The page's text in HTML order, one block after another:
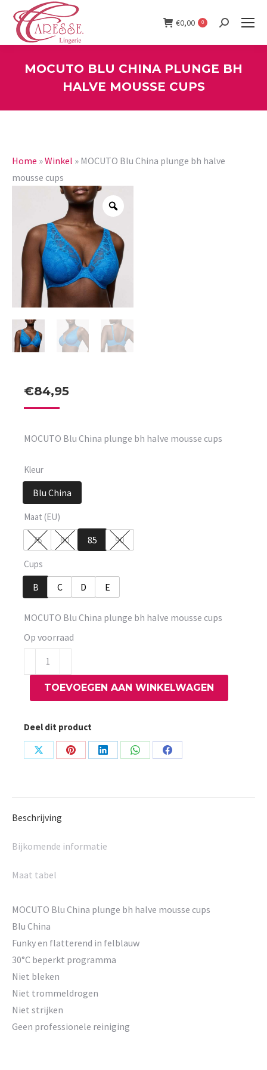
€0,00 0 Search:
MOCUTO BLU CHINA PLUNGE BH
HALVE MOUSSE CUPS
Home »Winkel » MOCUTO Blu China plunge bh halve
mousse cups
€84,95
MOCUTO Blu China plunge bh halve mousse cups
Kleur
Blu China
Maat (EU)
75 80 85 90
Cups
B C D E
MOCUTO Blu China plunge bh halve mousse cups
Op voorraad
MOCUTO
Blu
China
bh
halve
mousse
TOEVOEGEN AAN WINKELWAGEN
Deel dit product
Share
Share
Share
Share
Share
Beschrijving
Bijkomende informatie
Maat tabel
MOCUTO Blu China plunge bh halve mousse cups
Blu China
Funky en flatterend in felblauw
30°C beperkt programma
Niet bleken
Niet trommeldrogen
Niet strijken
Geen professionele reiniging